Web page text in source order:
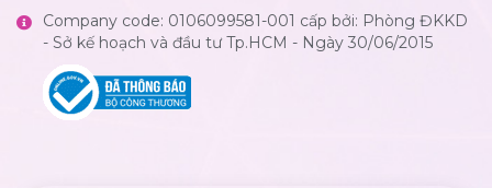
Company code: 0106099581-001 cấp bởi: Phòng ĐKKD
- Sở kế hoạch và đầu tư Tp.HCM - Ngày 30/06/2015